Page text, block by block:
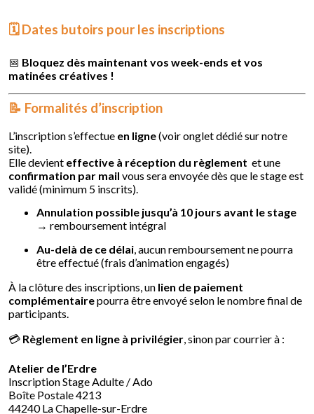
🗓️Dates butoirs pour les inscriptions
📅 Bloquez dès maintenant vos week-ends et vos
matinées créatives !
📝 Formalités d’inscription
L’inscription s’effectue en ligne(voir onglet dédié sur notre
site).
Elle devient effective à réception du règlement et une
confirmation par mail vous sera envoyée dès que le stage est
validé (minimum 5 inscrits).
Annulation possible jusqu’à 10 jours avant le stage
→ remboursement intégral
Au-delà de ce délai, aucun remboursement ne pourra
être effectué (frais d’animation engagés)
À la clôture des inscriptions, un lien de paiement
complémentairepourra être envoyé selon le nombre final de
participants.
💳 Règlement en ligne à privilégier, sinon par courrier à :
Atelier de l’Erdre
Inscription Stage Adulte / Ado
Boîte Postale 4213
44240 La Chapelle-sur-Erdre